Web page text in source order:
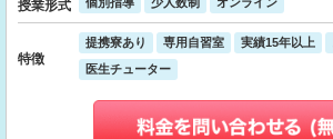
授業形式
特徴
提携寮あり 専用自習室 実績15年以上
医生チューター